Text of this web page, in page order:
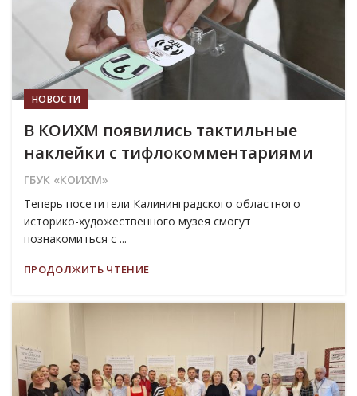
НОВОСТИ
В КОИХМ появились тактильные
наклейки с тифлокомментариями
ГБУК «КОИХМ»
Теперь посетители Калининградского областного
историко-художественного музея смогут
познакомиться с ...
ПРОДОЛЖИТЬ ЧТЕНИЕ